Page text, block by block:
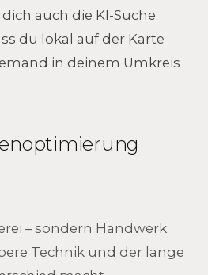
auch die KI-Suche
du lokal auf der Karte
in deinem Umkreis
– sondern Handwerk:
Technik und der lange